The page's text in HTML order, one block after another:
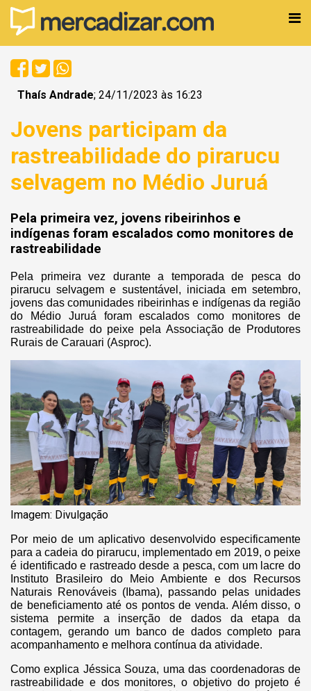
Thaís Andrade; 24/11/2023 às 16:23
Jovens participam da
rastreabilidade do pirarucu
selvagem no Médio Juruá
Pela primeira vez, jovens ribeirinhos e
indígenas foram escalados como monitores de
rastreabilidade
Pela primeira vez durante a temporada de pesca do
pirarucu selvagem e sustentável, iniciada em setembro,
jovens das comunidades ribeirinhas e indígenas da região
do Médio Juruá foram escalados como monitores de
rastreabilidade do peixe pela Associação de Produtores
Rurais de Carauari (Asproc).
Imagem: Divulgação
Por meio de um aplicativo desenvolvido especificamente
para a cadeia do pirarucu, implementado em 2019, o peixe
é identificado e rastreado desde a pesca, com um lacre do
Instituto Brasileiro do Meio Ambiente e dos Recursos
Naturais Renováveis (Ibama), passando pelas unidades
de beneficiamento até os pontos de venda. Além disso, o
sistema permite a inserção de dados da etapa da
contagem, gerando um banco de dados completo para
acompanhamento e melhora contínua da atividade.
Como explica Jéssica Souza, uma das coordenadoras de
rastreabilidade e dos monitores, o objetivo do projeto é